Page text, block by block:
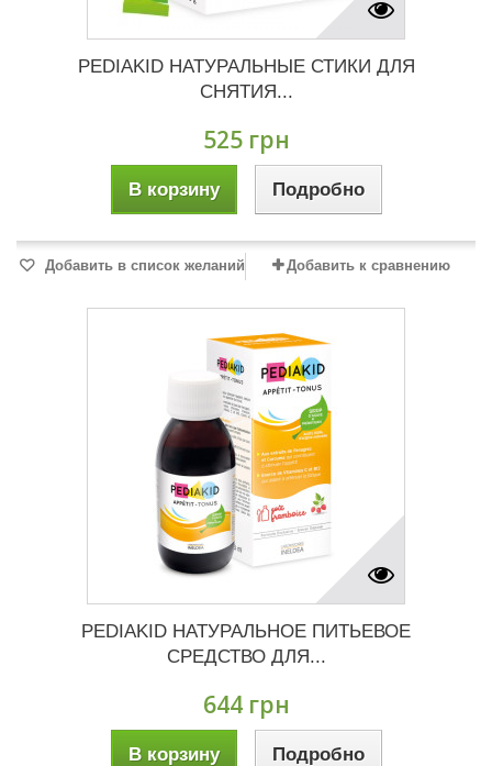
PEDIAKID НАТУРАЛЬНЫЕ СТИКИ ДЛЯ
СНЯТИЯ...
525 грн
В корзину Подробно
Добавить в список желаний Добавить к сравнению
PEDIAKID НАТУРАЛЬНОЕ ПИТЬЕВОЕ
СРЕДСТВО ДЛЯ...
644 грн
В корзину Подробно